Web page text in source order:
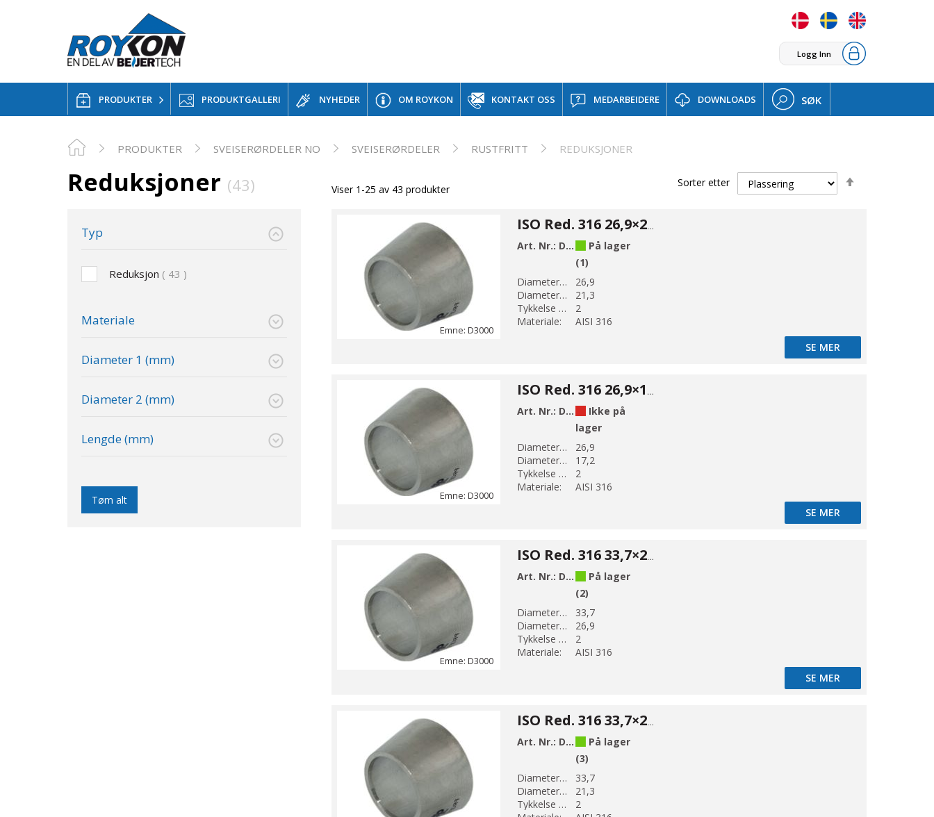
Logg Inn
PRODUKTER PRODUKTGALLERI NYHEDER OM ROYKON KONTAKT OSS MEDARBEIDERE DOWNLOADS SØK
PRODUKTER SVEISERØRDELER NO SVEISERØRDELER RUSTFRITT REDUKSJONER
Reduksjoner (43)
Typ
Reduksjon 43
Materiale
Diameter 1 (mm)
Diameter 2 (mm)
Lengde (mm)
Tøm alt
Viser 1-25 av 43 produkter
Sorter etter
Emne: D3000
ISO Red. 316 26,9×21,3*2
Art. Nr.: D3001
På lager
(1)
Diameter 1 (mm):
26,9
Diameter 2 (mm):
21,3
Tykkelse (mm):
2
Materiale:
AISI 316
SE MER
Emne: D3000
ISO Red. 316 26,9×17,2*2
Art. Nr.: D3002
Ikke på
lager
Diameter 1 (mm):
26,9
Diameter 2 (mm):
17,2
Tykkelse (mm):
2
Materiale:
AISI 316
SE MER
Emne: D3000
ISO Red. 316 33,7×26,9*2
Art. Nr.: D3003
På lager
(2)
Diameter 1 (mm):
33,7
Diameter 2 (mm):
26,9
Tykkelse (mm):
2
Materiale:
AISI 316
SE MER
ISO Red. 316 33,7×21,3*2
Art. Nr.: D3004
På lager
(3)
Diameter 1 (mm):
33,7
Diameter 2 (mm):
21,3
Tykkelse (mm):
2